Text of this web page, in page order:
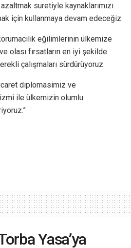
suretiyle kaynaklarımızı
için kullanmaya devam edeceğiz.
eğilimlerinin ülkemize
olası fırsatların en iyi şekilde
çalışmaları sürdürüyoruz.
diplomasimiz ve
ile ülkemizin olumlu
Yasa’ya